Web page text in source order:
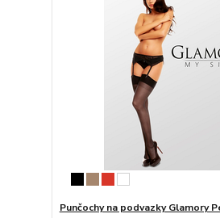
Punčochy na podvazky Glamory